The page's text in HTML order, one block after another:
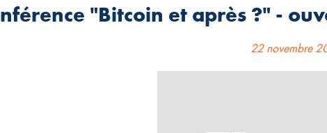
"Bitcoin et après ?" -
22 novembre